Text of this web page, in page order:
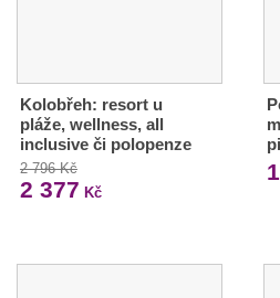
Kolobřeh: resort u
pláže, wellness, all
inclusive či polopenze
2 796 Kč
2 377 Kč